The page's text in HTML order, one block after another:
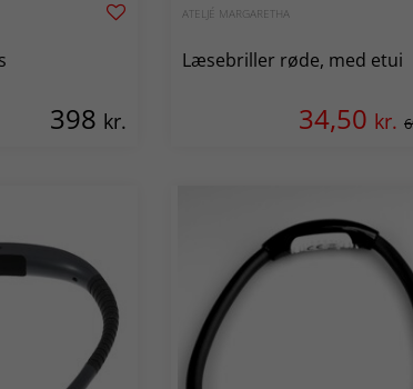
398 kr.
ATELJÉ MARGARETHA
Læsebriller røde, med etui
34,50 kr.